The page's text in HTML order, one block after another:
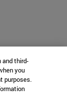
and third-
you
purposes.